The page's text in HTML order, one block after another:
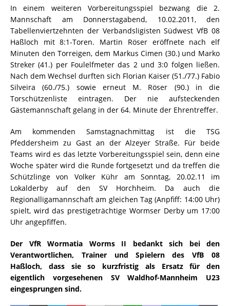
In einem weiteren Vorbereitungsspiel bezwang die 2.
Mannschaft am Donnerstagabend, 10.02.2011, den
Tabellenviertzehnten der Verbandsligisten Südwest VfB 08
Haßloch mit 8:1-Toren. Martin Röser eröffnete nach elf
Minuten den Torreigen, dem Markus Cimen (30.) und Marko
Streker (41.) per Foulelfmeter das 2 und 3:0 folgen ließen.
Nach dem Wechsel durften sich Florian Kaiser (51./77.) Fabio
Silveira (60./75.) sowie erneut M. Röser (90.) in die
Torschützenliste eintragen. Der nie aufsteckenden
Gästemannschaft gelang in der 64. Minute der Ehrentreffer.
Am kommenden Samstagnachmittag ist die TSG
Pfeddersheim zu Gast an der Alzeyer Straße. Für beide
Teams wird es das letzte Vorbereitungsspiel sein, denn eine
Woche später wird die Runde fortgesetzt und da treffen die
Schützlinge von Volker Kühr am Sonntag, 20.02.11 im
Lokalderby auf den SV Horchheim. Da auch die
Regionalligamannschaft am gleichen Tag (Anpfiff: 14:00 Uhr)
spielt, wird das prestigeträchtige Wormser Derby um 17:00
Uhr angepfiffen.
Der VfR Wormatia Worms II bedankt sich bei den
Verantwortlichen, Trainer und Spielern des VfB 08
Haßloch, dass sie so kurzfristig als Ersatz für den
eigentlich vorgesehenen SV Waldhof-Mannheim U23
eingesprungen sind.